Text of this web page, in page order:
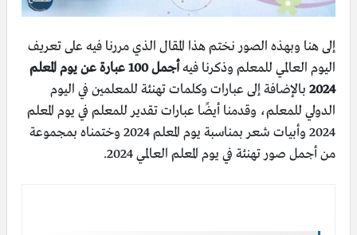
إلى هنا وبهذه الصور نختم هذا المقال الذي مررنا فيه على تعريف
اليوم العالمي للمعلم وذكرنا فيه
أجمل 100 عبارة عن يوم المعلم
2024 بالإضافة إلى عبارات وكلمات تهنئة للمعلمين في اليوم
الدولي للمعلم، وقدمنا أيضًا عبارات تقدير للمعلم في يوم المعلم
2024 وأبيات شعر بمناسبة يوم المعلم 2024 وختمناه بمجموعة
من أجمل صور تهنئة في يوم المعلم العالمي 2024.